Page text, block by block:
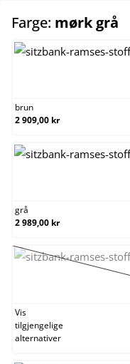
Farge: mørk grå
brun
2 909,00 kr
grå
2 989,00 kr
Vis
tilgjengelige
alternativer